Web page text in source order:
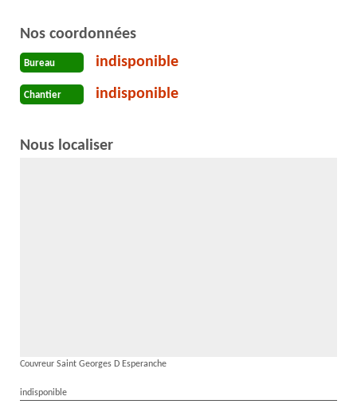
Nos coordonnées
Bureau indisponible
Chantier indisponible
Nous localiser
Couvreur Saint Georges D Esperanche
indisponible